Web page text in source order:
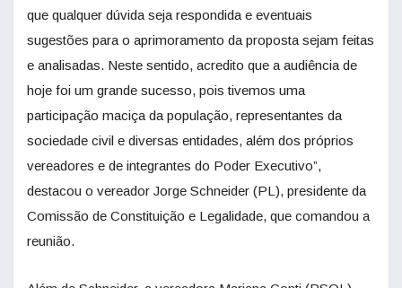
que qualquer dúvida seja respondida e eventuais
sugestões para o aprimoramento da proposta sejam feitas
e analisadas. Neste sentido, acredito que a audiência de
hoje foi um grande sucesso, pois tivemos uma
participação maciça da população, representantes da
sociedade civil e diversas entidades, além dos próprios
vereadores e de integrantes do Poder Executivo”,
destacou o vereador Jorge Schneider (PL), presidente da
Comissão de Constituição e Legalidade, que comandou a
reunião.